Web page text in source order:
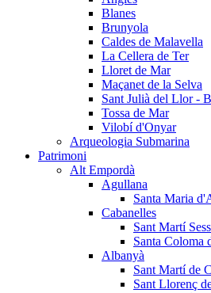
Blanes
Brunyola
Caldes de Malavella
La Cellera de Ter
Lloret de Mar
Maçanet de la Selva
Sant Julià del Llor -
Tossa de Mar
Vilobí d'Onyar
Arqueologia Submarina
Patrimoni
Alt Empordà
Agullana
Santa Maria
Cabanelles
Sant Martí
Santa Coloma
Albanyà
Sant Martí de
Sant Llorenç